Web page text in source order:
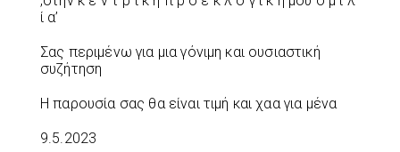
ί α’
Σας περιμένω για μια γόνιμη και ουσιαστική
συζήτηση
Η παρουσία σας θα είναι τιμή και χαα για μένα
9.5.2023